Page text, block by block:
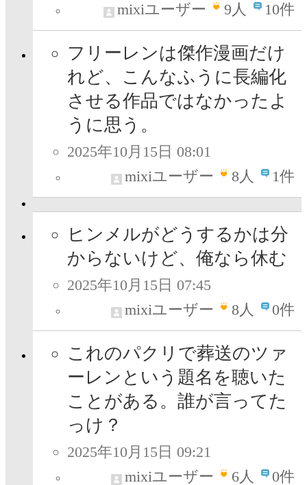
mixiユーザー
9人 10件
フリーレンは傑作漫画だけ
れど、こんなふうに長編化
させる作品ではなかったよ
うに思う。
2025年10月15日 08:01
mixiユーザー
8人 1件
ヒンメルがどうするかは分
からないけど、俺なら休む
2025年10月15日 07:45
mixiユーザー
8人 0件
これのパクリで葬送のツァ
ーレンという題名を聴いた
ことがある。誰が言ってた
っけ？
2025年10月15日 09:21
mixiユーザー
6人 0件